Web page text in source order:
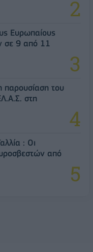
Ευρωπαίους
σε 9 από 11
παρουσίαση του
στη
: Οι
από